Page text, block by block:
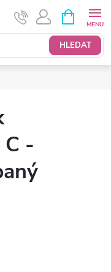
HLEDAT
NÁKUPNÍ
KOŠÍK
C -